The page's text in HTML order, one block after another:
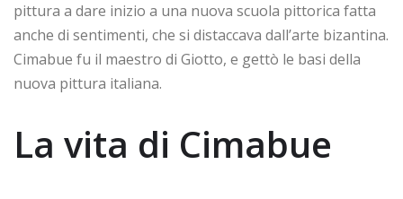
pittura a dare inizio a una nuova scuola pittorica fatta
anche di sentimenti, che si distaccava dall’arte bizantina.
Cimabue fu il maestro di Giotto, e gettò le basi della
nuova pittura italiana.
La vita di Cimabue